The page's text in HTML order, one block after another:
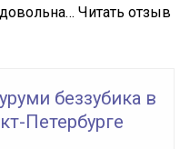
Читать отзыв
беззубика в
Петербурге